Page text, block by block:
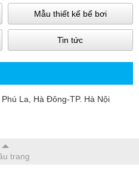
Mẫu thiết kế bể bơi
Tin tức
La, Hà Đông-TP. Hà Nội
trang